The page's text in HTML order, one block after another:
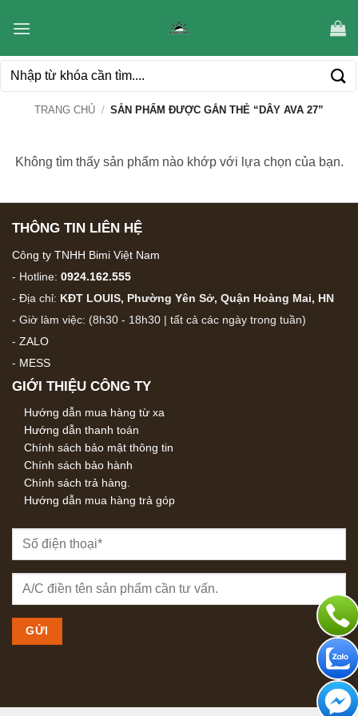
qua
dung
Tìm
TRANG CHỦ / SẢN PHẨM ĐƯỢC GẮN THẺ “DÂY AVA 27”
Không tìm thấy sản phẩm nào khớp với lựa chọn của bạn.
THÔNG TIN LIÊN HỆ
Công ty TNHH Bimi Việt Nam
- Hotline: 0924.162.555
- Địa chỉ: KĐT LOUIS, Phường Yên Sở, Quận Hoàng Mai, HN
- Giờ làm việc: (8h30 - 18h30 | tất cả các ngày trong tuần)
- ZALO
- MESS
GIỚI THIỆU CÔNG TY
Hướng dẫn mua hàng từ xa
Hướng dẫn thanh toán
Chính sách bảo mật thông tin
Chính sách bảo hành
Chính sách trả hàng.
Hướng dẫn mua hàng trả góp